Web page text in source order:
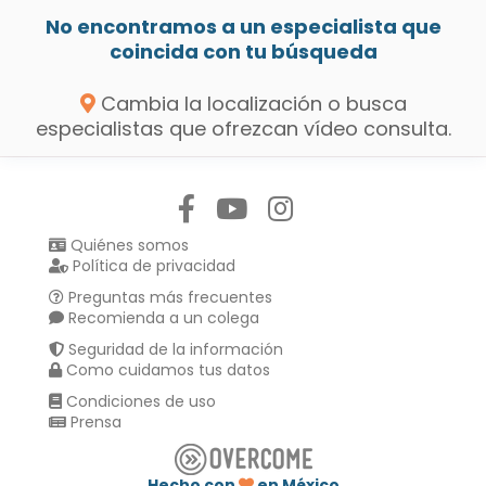
No encontramos a un especialista que
coincida con tu búsqueda
Cambia la localización o busca
especialistas que ofrezcan vídeo consulta.
Quiénes somos
Política de privacidad
Preguntas más frecuentes
Recomienda a un colega
Seguridad de la información
Como cuidamos tus datos
Condiciones de uso
Prensa